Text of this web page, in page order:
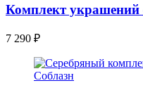
Комплект украшений
7 290 ₽